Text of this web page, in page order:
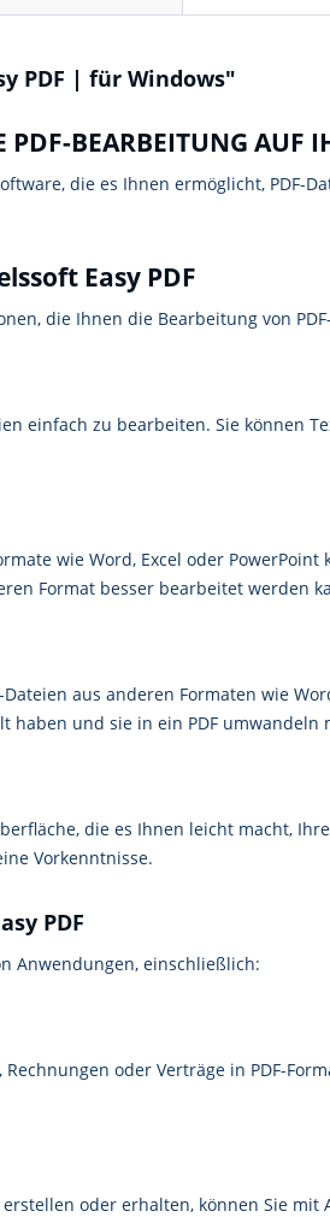
PDF | für Windows"
PDF-BEARBEITUNG AUF
die es Ihnen ermöglicht,
Easy PDF
die Ihnen die Bearbeitung von
einfach zu bearbeiten. Sie
wie Word, Excel oder
Format besser bearbeitet werden
Dateien aus anderen Formaten wie
haben und sie in ein PDF
die es Ihnen leicht macht,
Vorkenntnisse.
PDF
Anwendungen, einschließlich:
oder Verträge in PDF-
oder erhalten, können Sie